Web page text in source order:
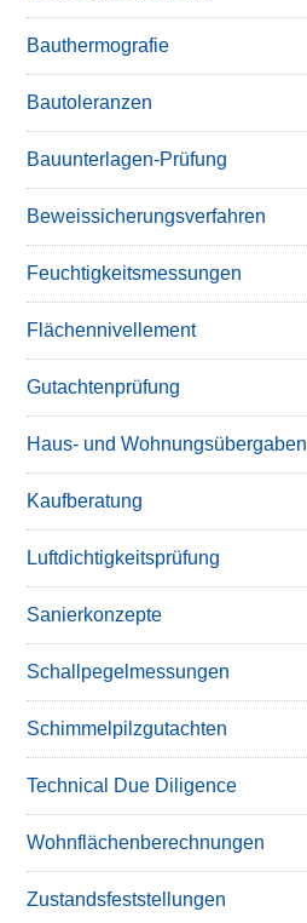
Bauthermografie
Bautoleranzen
Bauunterlagen-Prüfung
Beweissicherungsverfahren
Feuchtigkeitsmessungen
Flächennivellement
Gutachtenprüfung
Haus- und Wohnungsübergaben
Kaufberatung
Luftdichtigkeitsprüfung
Sanierkonzepte
Schallpegelmessungen
Schimmelpilzgutachten
Technical Due Diligence
Wohnflächenberechnungen
Zustandsfeststellungen